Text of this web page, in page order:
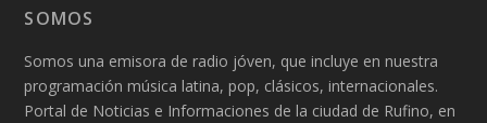
SOMOS
Somos una emisora de radio jóven, que incluye en nuestra
programación música latina, pop, clásicos, internacionales.
Portal de Noticias e Informaciones de la ciudad de Rufino, en